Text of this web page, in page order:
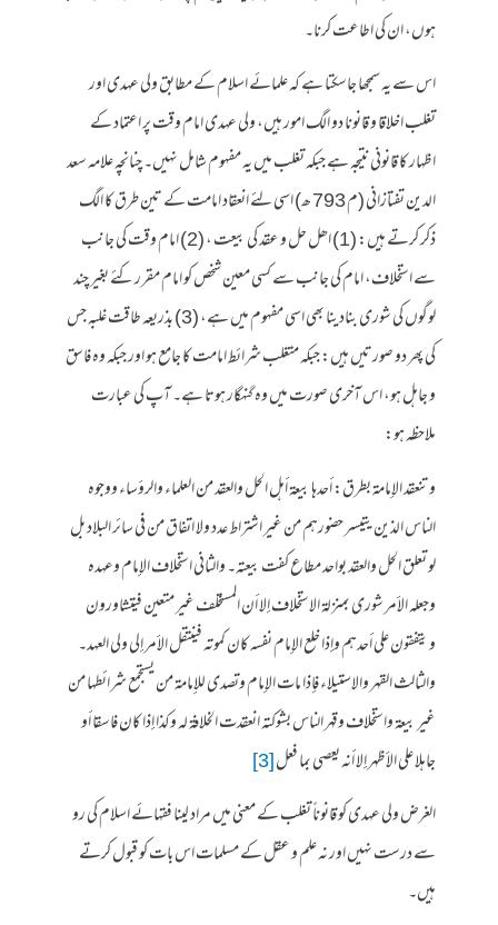
ہوں، ان کی اطاعت کرنا۔
اس سے یہ سمجھا جاسکتا ہے کہ علمائے اسلام کے مطابق ولی عہدی اور
تغلب اخلاقا و قانونا دو الگ امور ہیں، ولی عہدی امام وقت پر اعتماد کے
اظہار کا قانونی نتیجہ ہے جبکہ تغلب میں یہ مفہوم شامل نہیں۔ چنانچہ علامہ سعد
الدین تفتازانی (م 793 ھ) اسی لئے انعقاد امامت کے تین طرق کا الگ
ذکر کرتے ہیں: (1) اھل حل و عقد کی بیعت ، (2) امام وقت کی جانب
سے استخلاف، امام کی جانب سے کسی معین شخص کو امام مقرر کئے بغیر چند
لوگوں کی شوری بنادینا بھی اسی مفہوم میں ہے، (3) بذریعہ طاقت غلبہ جس
کی پھر دو صورتیں ہیں: جبکہ متغلب شرائط امامت کا جامع ہو اور جبکہ وہ فاسق
و جاہل ہو، اس آخری صورت میں وہ گنہگار ہوتا ہے۔ آپ کی عبارت
ملاحظہ ہو:
وتنعقد الإمامة بطرق: أحدها بيعة أهل الحل والعقد من العلماء والرؤساء ووجوه
الناس الذين يتيسر حضورهم من غير اشتراط عدد ولا اتفاق من في سائر البلاد بل
لو تعلق الحل والعقد بواحد مطاع كفت بيعته۔ والثاني استخلاف الإمام وعهده
وجعله الأمر شورى بمنزلة الاستخلاف إلا أن المستخلف غير متعين فيتشاورون
ويتفقون على أحدهم وإذا خلع الإمام نفسه كان كموته فينتقل الأمر إلى ولي العهد۔
والثالث القهر والاستيلاء فإذا مات الإمام وتصدى للإمامة من يستجمع شرائطها من
غير بيعة واستخلاف وقهر الناس بشوكته انعقدت الخلافة له وكذا إذا كان فاسقا أو
جاهلا على الأظهر إلا أنه يعصى بما فعل[3]
الغرض ولی عہدی کو قانوناً تغلب کے معنی میں مراد لینا فقہائے اسلام کی رو
سے درست نہیں اور نہ علم و عقل کے مسلمات اس بات کو قبول کرتے
ہیں۔